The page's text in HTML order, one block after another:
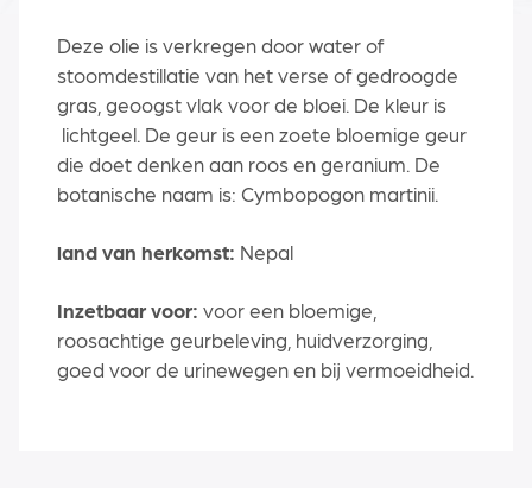
Deze olie is verkregen door water of
stoomdestillatie van het verse of gedroogde
gras, geoogst vlak voor de bloei. De kleur is
lichtgeel. De geur is een zoete bloemige geur
die doet denken aan roos en geranium. De
botanische naam is: Cymbopogon martinii.
land van herkomst: Nepal
Inzetbaar voor: voor een bloemige,
roosachtige geurbeleving, huidverzorging,
goed voor de urinewegen en bij vermoeidheid.